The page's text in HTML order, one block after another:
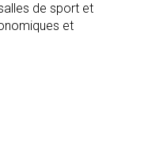
de sport et
et